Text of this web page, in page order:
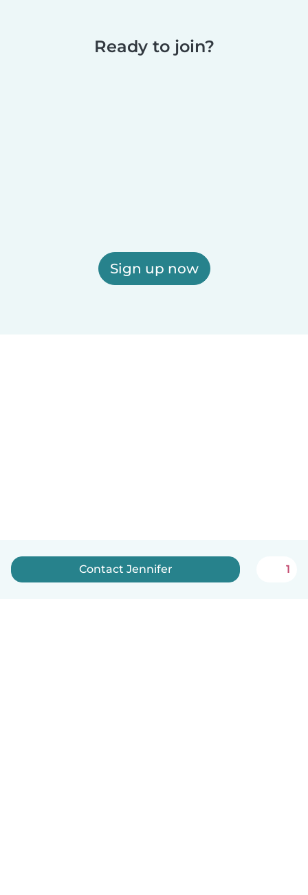
Ready to join?
Sign up now
Contact Jennifer 1